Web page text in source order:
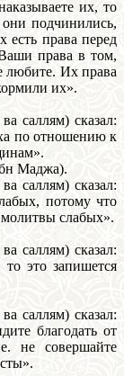
их, то
подчинились,
есть права перед
права в том,
любите. Их права
их».
саллям) сказал:
по отношению к
Маджа).
саллям) сказал:
потому что
слабых».
саллям) сказал:
это запишется
саллям) сказал:
благодать от
не совершайте